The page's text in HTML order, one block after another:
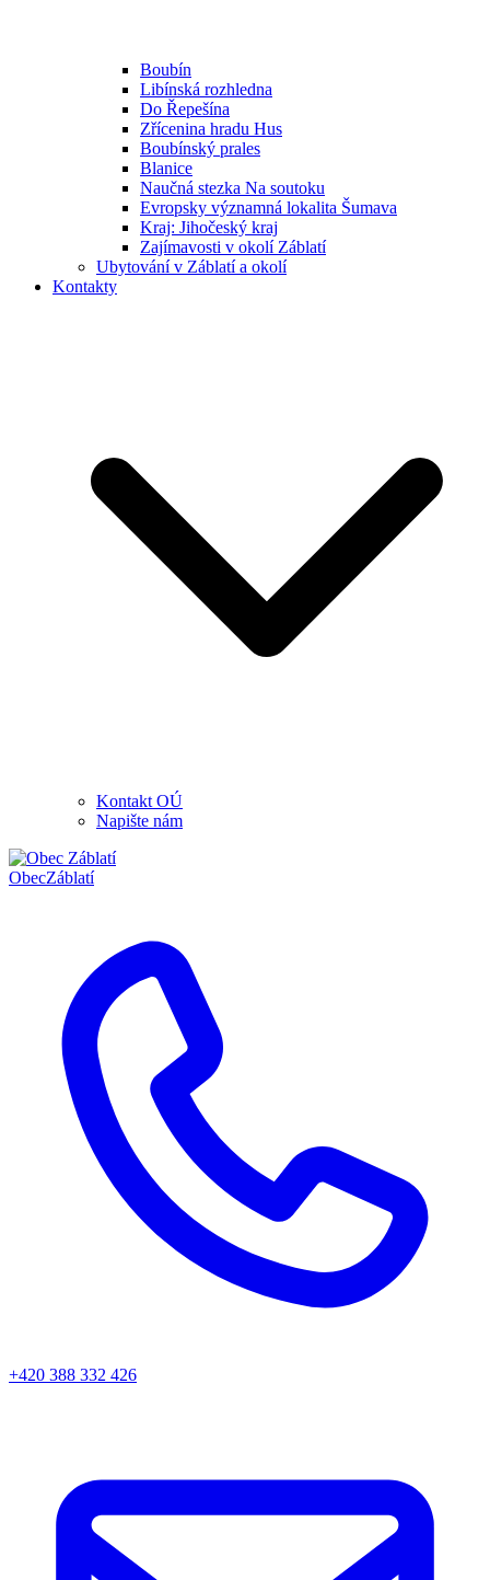
Boubín
Libínská rozhledna
Do Řepešína
Zřícenina hradu Hus
Boubínský prales
Blanice
Naučná stezka Na soutoku
Evropsky významná lokalita Šumava
Kraj: Jihočeský kraj
Zajímavosti v okolí Záblatí
Ubytování v Záblatí a okolí
Kontakty
Kontakt OÚ
Napište nám
ObecZáblatí
+420 388 332 426